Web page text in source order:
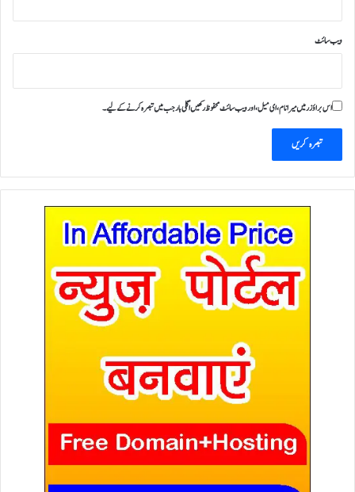
ویب‌ سائٹ
اس براؤزر میں میرا نام، ای میل، اور ویب سائٹ محفوظ رکھیں اگلی بار جب میں تبصرہ کرنے کےلیے۔